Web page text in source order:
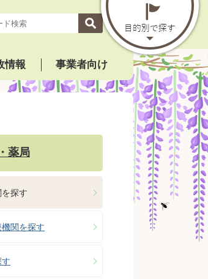
情報 事業者向け
薬局
探す
関を探す